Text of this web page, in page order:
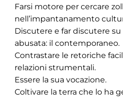
Farsi motore per cercare
nell’impantanamento
Discutere e far discutere
abusata: il contemporaneo.
Contrastare le retoriche
relazioni strumentali.
Essere la sua vocazione.
Coltivare la terra che lo ha